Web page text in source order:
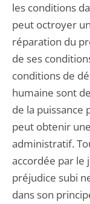
les conditions
peut octroyer
réparation du
de ses
conditions de
humaine sont
de la puissance
peut obtenir
administratif.
accordée par le
préjudice subi
dans son